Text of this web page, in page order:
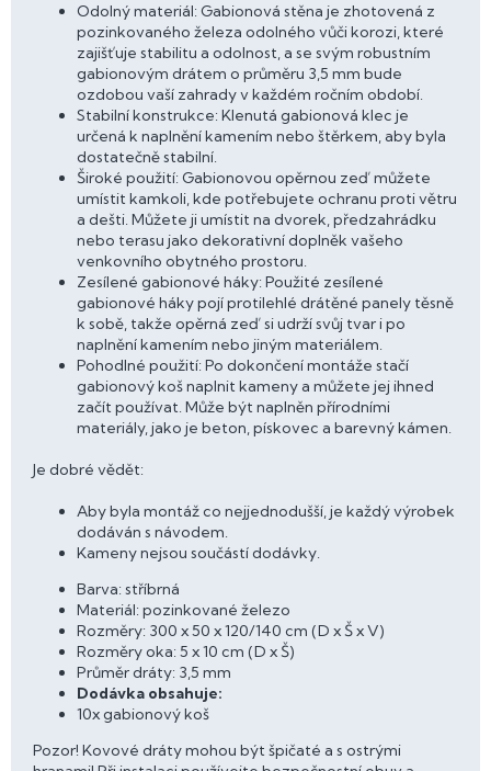
Odolný materiál: Gabionová stěna je zhotovená z
pozinkovaného železa odolného vůči korozi, které
zajišťuje stabilitu a odolnost, a se svým robustním
gabionovým drátem o průměru 3,5 mm bude
ozdobou vaší zahrady v každém ročním období.
Stabilní konstrukce: Klenutá gabionová klec je
určená k naplnění kamením nebo štěrkem, aby byla
dostatečně stabilní.
Široké použití: Gabionovou opěrnou zeď můžete
umístit kamkoli, kde potřebujete ochranu proti větru
a dešti. Můžete ji umístit na dvorek, předzahrádku
nebo terasu jako dekorativní doplněk vašeho
venkovního obytného prostoru.
Zesílené gabionové háky: Použité zesílené
gabionové háky pojí protilehlé drátěné panely těsně
k sobě, takže opěrná zeď si udrží svůj tvar i po
naplnění kamením nebo jiným materiálem.
Pohodlné použití: Po dokončení montáže stačí
gabionový koš naplnit kameny a můžete jej ihned
začít používat. Může být naplněn přírodními
materiály, jako je beton, pískovec a barevný kámen.
Je dobré vědět:
Aby byla montáž co nejjednodušší, je každý výrobek
dodáván s návodem.
Kameny nejsou součástí dodávky.
Barva: stříbrná
Materiál: pozinkované železo
Rozměry: 300 x 50 x 120/140 cm (D x Š x V)
Rozměry oka: 5 x 10 cm (D x Š)
Průměr dráty: 3,5 mm
Dodávka obsahuje:
10x gabionový koš
Pozor! Kovové dráty mohou být špičaté a s ostrými